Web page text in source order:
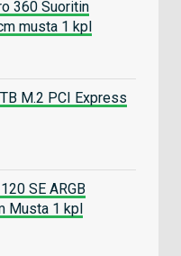
360 Suoritin
musta 1 kpl
M.2 PCI Express
SE ARGB
Musta 1 kpl